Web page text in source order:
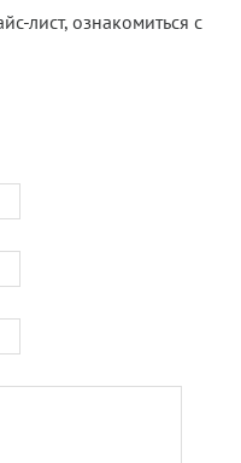
лист, ознакомиться с